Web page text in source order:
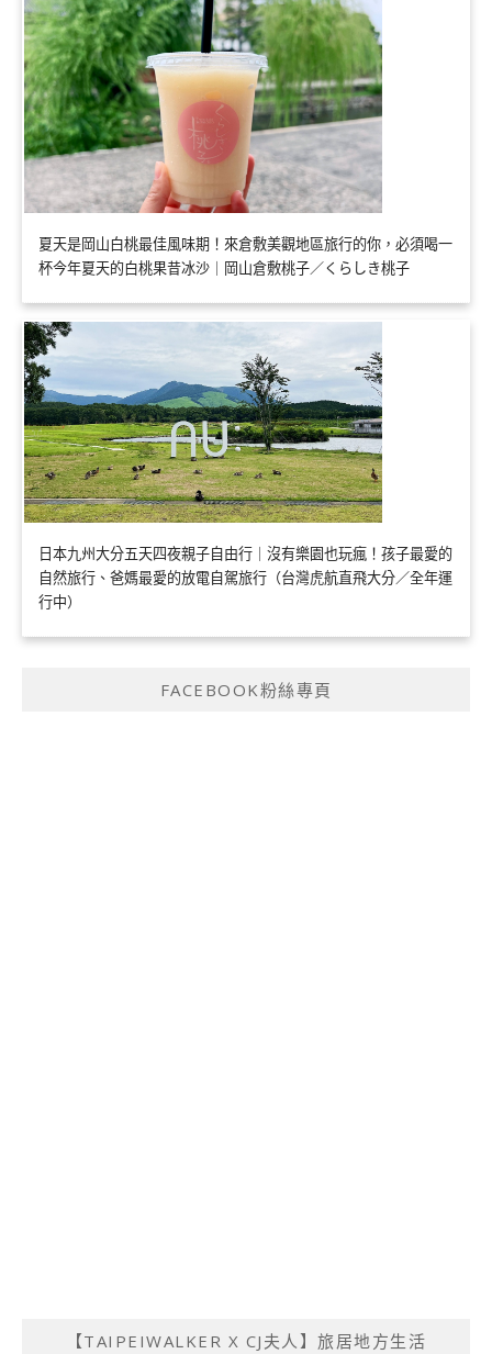
夏天是岡山白桃最佳風味期！來倉敷美觀地區旅行的你，必須喝一
杯今年夏天的白桃果昔冰沙｜岡山倉敷桃子／くらしき桃子
日本九州大分五天四夜親子自由行｜沒有樂園也玩瘋！孩子最愛的
自然旅行、爸媽最愛的放電自駕旅行（台灣虎航直飛大分／全年運
行中）
FACEBOOK粉絲專頁
【TAIPEIWALKER X CJ夫人】旅居地方生活